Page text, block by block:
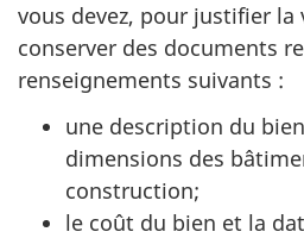
vous devez, pour justifier
conserver des documents
renseignements suivants :
une description du
dimensions des
construction;
le coût du bien et la